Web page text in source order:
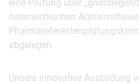
eine Prüfung über
österreichischen
abgelegen.
Unsere innovative Ausbildung